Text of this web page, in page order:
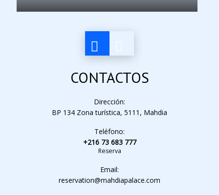
CONTACTOS
Dirección:
BP 134 Zona turística, 5111, Mahdia
Teléfono:
+216 73 683 777
Reserva
Email:
reservation@mahdiapalace.com